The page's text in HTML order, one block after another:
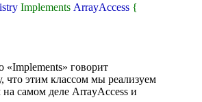
Implements ArrayAccess {
«Implements» говорит
что этим классом мы реализуем
самом деле ArrayAccess и